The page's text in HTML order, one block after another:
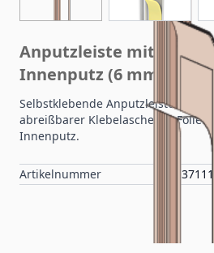
Anputzleiste mit
Innenputz (6 mm)
Selbstklebende Anputzleiste aus
abreißbarer Klebelasche für
Innenputz.
Artikelnummer 37111